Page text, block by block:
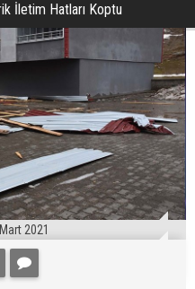
İletim Hatları Koptu
2021